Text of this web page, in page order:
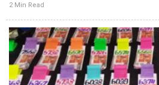
2 Min Read